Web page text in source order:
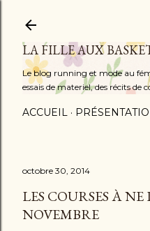
LA FILLE AUX
Le blog running et mode au
essais de materiel, des récits de
ACCUEIL
octobre 30, 2014
LES COURSES À
NOVEMBRE